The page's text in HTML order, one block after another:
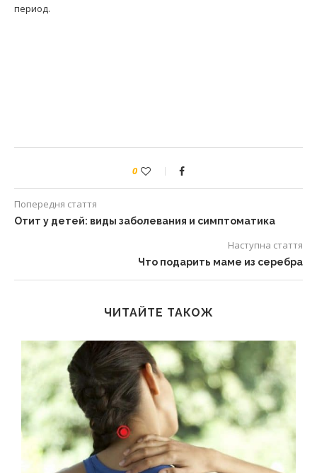
период.
0
Попередня стаття
Отит у детей: виды заболевания и симптоматика
Наступна стаття
Что подарить маме из серебра
ЧИТАЙТЕ ТАКОЖ